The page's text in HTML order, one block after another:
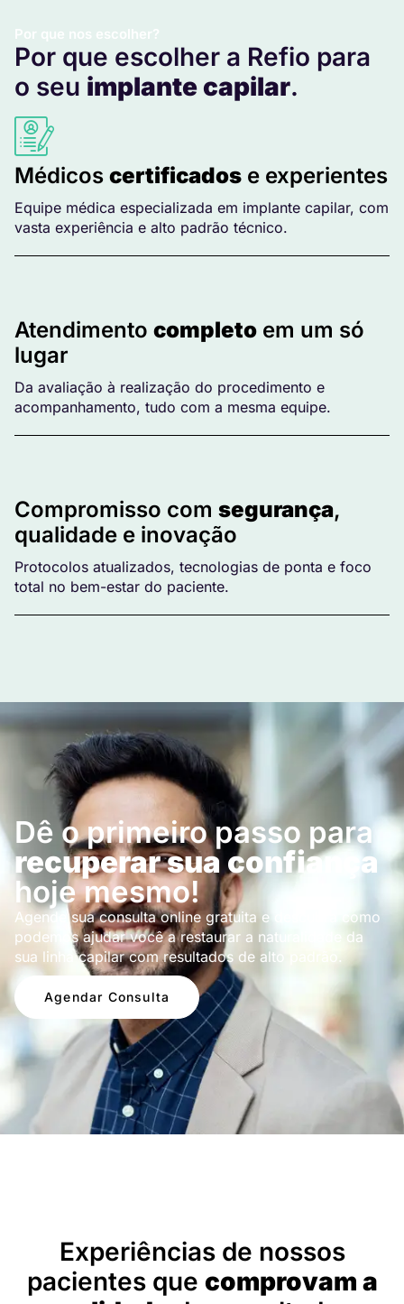
Por que nos escolher?
Por que escolher a Refio para
o seu implante capilar.
Médicos certificados e experientes
Equipe médica especializada em implante capilar, com
vasta experiência e alto padrão técnico.
Atendimento completo em um só
lugar
Da avaliação à realização do procedimento e
acompanhamento, tudo com a mesma equipe.
Compromisso com segurança,
qualidade e inovação
Protocolos atualizados, tecnologias de ponta e foco
total no bem-estar do paciente.
Dê o primeiro passo para
recuperar sua confiança
hoje mesmo!
Agende sua consulta online gratuita e descubra como
podemos ajudar você a restaurar a naturalidade da
sua linha capilar com resultados de alto padrão.
Agendar Consulta
Experiências de nossos
pacientes que comprovam a